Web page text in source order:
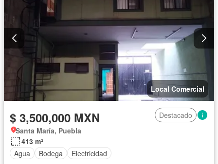
Local Comercial
$ 3,500,000 MXN
Destacado
Santa María, Puebla
413 m²
Agua
Bodega Electricidad